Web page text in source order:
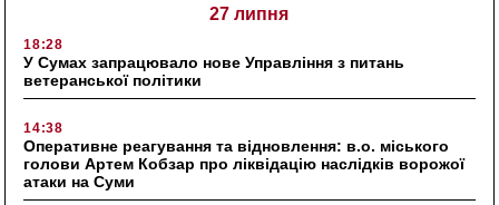
27 липня
18:28
У Сумах запрацювало нове Управління з питань
ветеранської політики
14:38
Оперативне реагування та відновлення: в.о. міського
голови Артем Кобзар про ліквідацію наслідків ворожої
атаки на Суми